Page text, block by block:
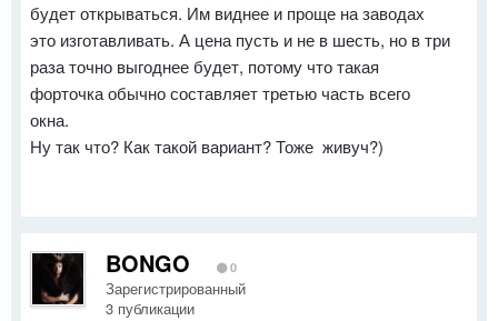
будет открываться. Им виднее и проще на заводах
это изготавливать. А цена пусть и не в шесть, но в три
раза точно выгоднее будет, потому что такая
форточка обычно составляет третью часть всего
окна.
Ну так что? Как такой вариант? Тоже живуч?)
BONGO 0
Зарегистрированный
3 публикации